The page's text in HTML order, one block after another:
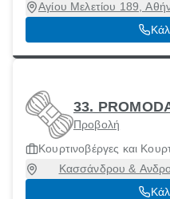
Αγίου Μελετίου 189,
33.
Προβολή
Κουρτινοβέργες και
Κασσάνδρου &